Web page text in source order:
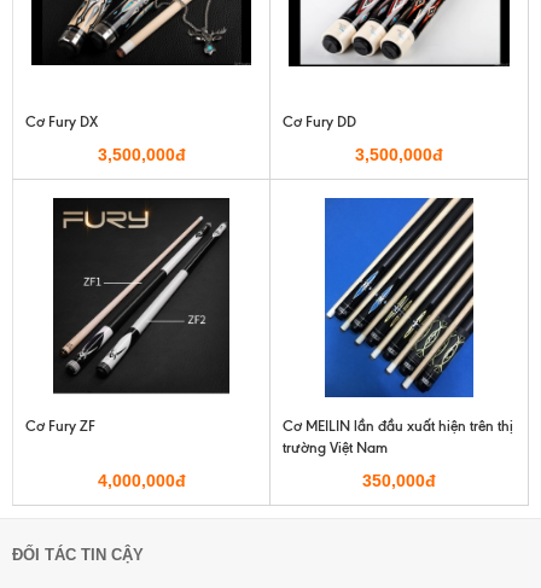
Cơ Fury DX
3,500,000đ
Cơ Fury DD
3,500,000đ
Cơ Fury ZF
4,000,000đ
Cơ MEILIN lần đầu xuất hiện trên thị
trường Việt Nam
350,000đ
ĐỐI TÁC TIN CẬY